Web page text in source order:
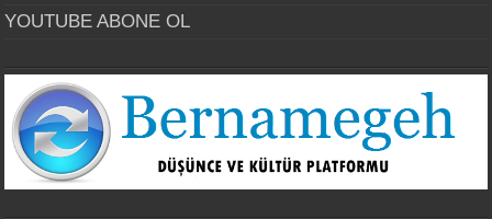
YOUTUBE ABONE OL